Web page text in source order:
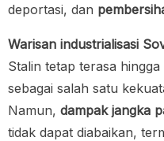
deportasi, dan
Warisan industrialisasi
Stalin tetap terasa
sebagai salah satu
Namun, dampak jangka
tidak dapat diabaikan,